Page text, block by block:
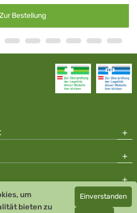
Zur Bestellung
Salvator Apotheke - GDP zertifiziert
um
bieten zu
Einverstanden